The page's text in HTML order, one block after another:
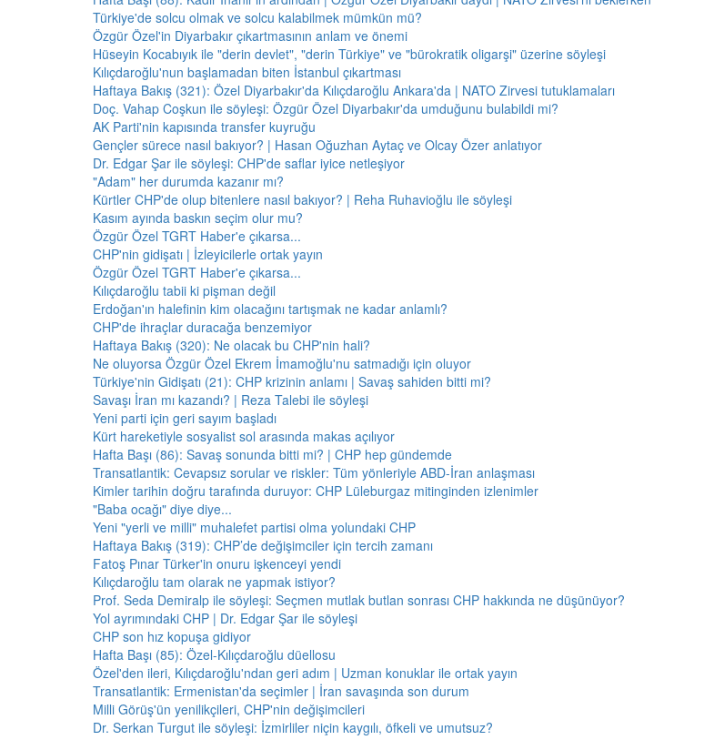
Türkiye'de solcu olmak ve solcu kalabilmek mümkün mü?
Özgür Özel'in Diyarbakır çıkartmasının anlam ve önemi
Hüseyin Kocabıyık ile "derin devlet", "derin Türkiye" ve "bürokratik oligarşi" üzerine söyleşi
Kılıçdaroğlu'nun başlamadan biten İstanbul çıkartması
Haftaya Bakış (321): Özel Diyarbakır'da Kılıçdaroğlu Ankara'da | NATO Zirvesi tutuklamaları
Doç. Vahap Coşkun ile söyleşi: Özgür Özel Diyarbakır'da umduğunu bulabildi mi?
AK Parti'nin kapısında transfer kuyruğu
Gençler sürece nasıl bakıyor? | Hasan Oğuzhan Aytaç ve Olcay Özer anlatıyor
Dr. Edgar Şar ile söyleşi: CHP'de saflar iyice netleşiyor
"Adam" her durumda kazanır mı?
Kürtler CHP'de olup bitenlere nasıl bakıyor? | Reha Ruhavioğlu ile söyleşi
Kasım ayında baskın seçim olur mu?
Özgür Özel TGRT Haber'e çıkarsa...
CHP'nin gidişatı | İzleyicilerle ortak yayın
Özgür Özel TGRT Haber'e çıkarsa...
Kılıçdaroğlu tabii ki pişman değil
Erdoğan'ın halefinin kim olacağını tartışmak ne kadar anlamlı?
CHP'de ihraçlar duracağa benzemiyor
Haftaya Bakış (320): Ne olacak bu CHP'nin hali?
Ne oluyorsa Özgür Özel Ekrem İmamoğlu'nu satmadığı için oluyor
Türkiye'nin Gidişatı (21): CHP krizinin anlamı | Savaş sahiden bitti mi?
Savaşı İran mı kazandı? | Reza Talebi ile söyleşi
Yeni parti için geri sayım başladı
Kürt hareketiyle sosyalist sol arasında makas açılıyor
Hafta Başı (86): Savaş sonunda bitti mi? | CHP hep gündemde
Transatlantik: Cevapsız sorular ve riskler: Tüm yönleriyle ABD-İran anlaşması
Kimler tarihin doğru tarafında duruyor: CHP Lüleburgaz mitinginden izlenimler
"Baba ocağı" diye diye...
Yeni "yerli ve milli" muhalefet partisi olma yolundaki CHP
Haftaya Bakış (319): CHP’de değişimciler için tercih zamanı
Fatoş Pınar Türker'in onuru işkenceyi yendi
Kılıçdaroğlu tam olarak ne yapmak istiyor?
Prof. Seda Demiralp ile söyleşi: Seçmen mutlak butlan sonrası CHP hakkında ne düşünüyor?
Yol ayrımındaki CHP | Dr. Edgar Şar ile söyleşi
CHP son hız kopuşa gidiyor
Hafta Başı (85): Özel-Kılıçdaroğlu düellosu
Özel'den ileri, Kılıçdaroğlu'ndan geri adım | Uzman konuklar ile ortak yayın
Transatlantik: Ermenistan'da seçimler | İran savaşında son durum
Milli Görüş'ün yenilikçileri, CHP'nin değişimcileri
Dr. Serkan Turgut ile söyleşi: İzmirliler niçin kaygılı, öfkeli ve umutsuz?